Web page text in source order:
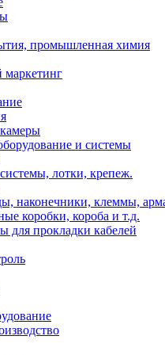
промышленная химия
и системы
лотки, крепеж.
наконечники, клеммы,
коробки, короба и т.д.
для прокладки кабелей